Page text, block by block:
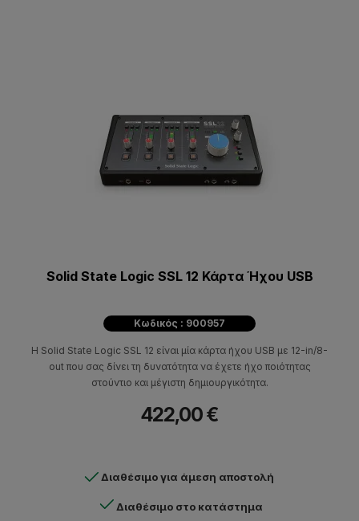
Solid State Logic SSL 12 Κάρτα Ήχου USB
Κωδικός : 900957
Η Solid State Logic SSL 12 είναι μία κάρτα ήχου USB με 12-in/8-
out που σας δίνει τη δυνατότητα να έχετε ήχο ποιότητας
στούντιο και μέγιστη δημιουργικότητα.
422,00 €
Διαθέσιμο για άμεση αποστολή
Διαθέσιμο στο κατάστημα